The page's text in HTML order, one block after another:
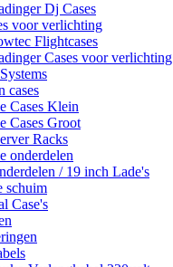
Dj Cases
voor verlichting
Flightcases
Cases voor verlichting
cases
Cases Klein
Cases Groot
Racks
onderdelen
/ 19 inch Lade's
schuim
Case's